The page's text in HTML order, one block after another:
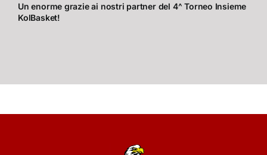
Un enorme grazie ai nostri partner del 4^ Torneo Insieme
KolBasket!